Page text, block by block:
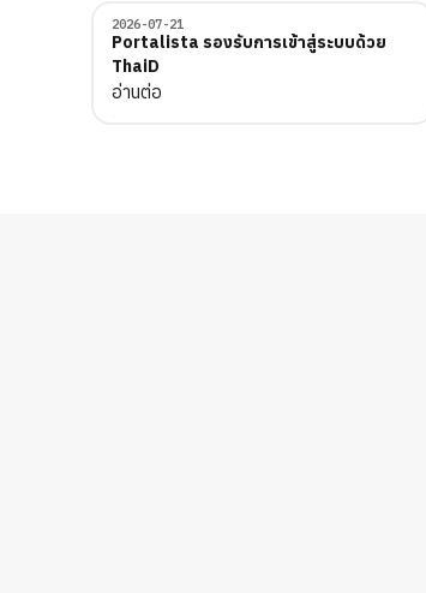
เทคนิค
2026-07-21
Portalista รองรับการเข้าสู่ระบบด้วย
ThaiD
อ่านต่อ